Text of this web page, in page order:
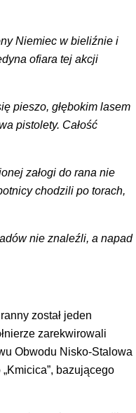
Niemiec w bieliźnie i
ofiara tej akcji
pieszo, głębokim lasem
pistolety. Całość
załogi do rana nie
chodzili po torach,
nie znaleźli, a napad
został jeden
zarekwirowali
Obwodu Nisko-Stalowa
bazującego